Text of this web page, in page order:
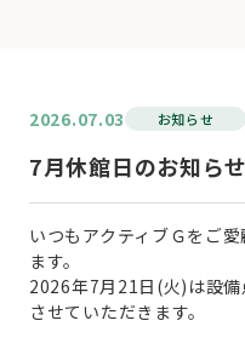
2026.07.03 お知らせ
7月休館日のお知らせ
いつもアクティブＧをご
ます。
2026年7月21日(火)は設
させていただきます。